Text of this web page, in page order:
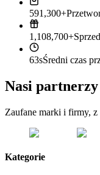
591,300+
1,108,700+
63sŚredni czas
Nasi partnerzy
Zaufane marki i firmy, z
Kategorie